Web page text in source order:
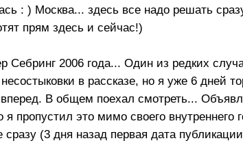
: ) Москва... здесь все надо решать
прям здесь и сейчас!)
2006 года... Один из редких
в рассказе, но я уже 6 дней
вперед. В общем поехал смотреть...
пропустил это мимо своего внутреннего
(3 дня назад первая дата